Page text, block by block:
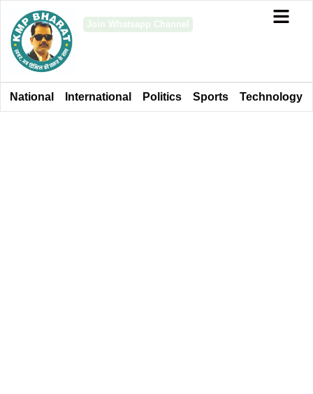
Join Whatsapp Channel
National International Politics Sports Technology